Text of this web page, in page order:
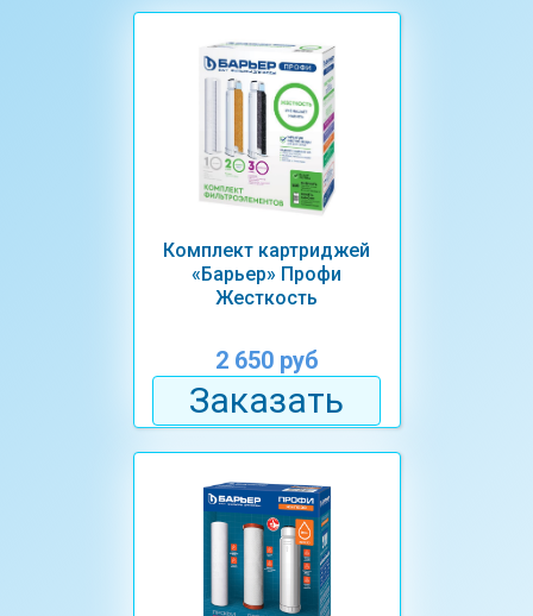
Комплект картриджей
«Барьер» Профи
Жесткость
2 650 руб
Заказать